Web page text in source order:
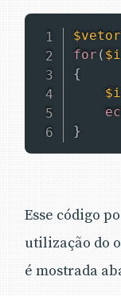
$vetor
for ( $i
{
}
Esse código
utilização do
é mostrada